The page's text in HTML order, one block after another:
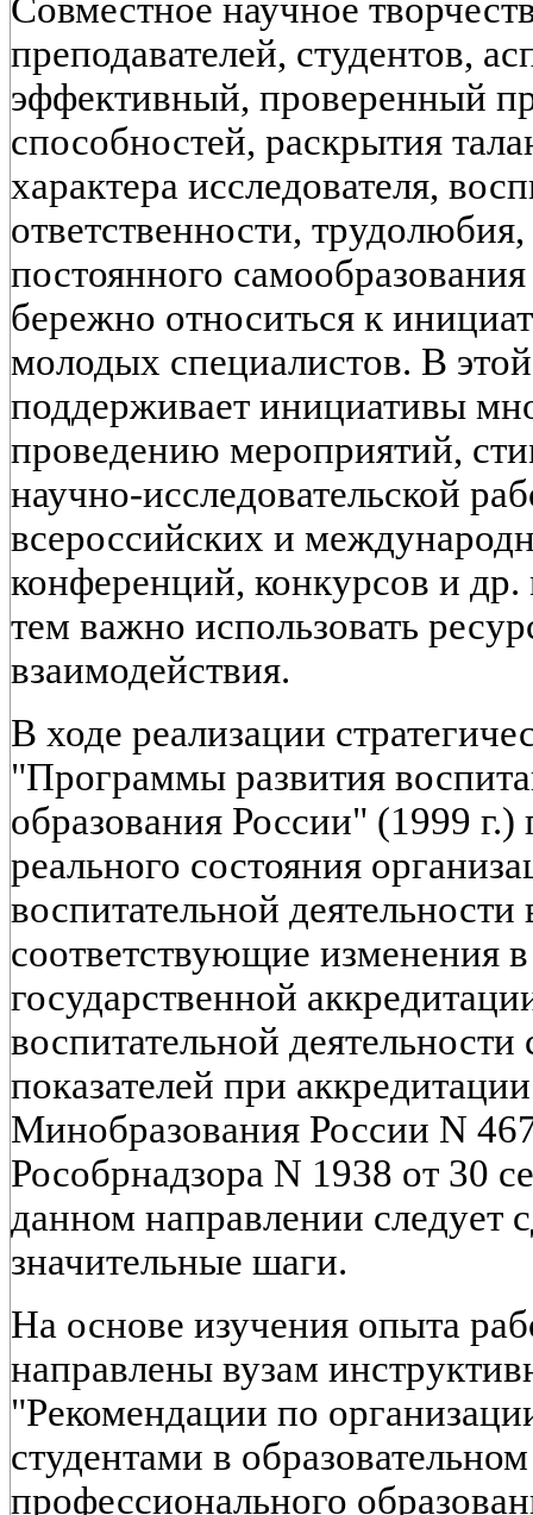
Совместное научное
преподавателей, студентов,
эффективный, проверенный
способностей, раскрытия
характера исследователя,
ответственности,
постоянного
бережно относиться к
молодых специалистов. В
поддерживает инициативы
проведению мероприятий,
научно-исследовательской
всероссийских и
конференций, конкурсов и
тем важно использовать
взаимодействия.
В ходе реализации
"Программы развития
образования России" (1999 г.)
реального состояния
воспитательной
соответствующие изменения
государственной
воспитательной деятельности
показателей при
Минобразования России N
Рособрнадзора N 1938 от 30
данном направлении следует
значительные шаги.
На основе изучения опыта
направлены вузам
"Рекомендации по
студентами в
профессионального